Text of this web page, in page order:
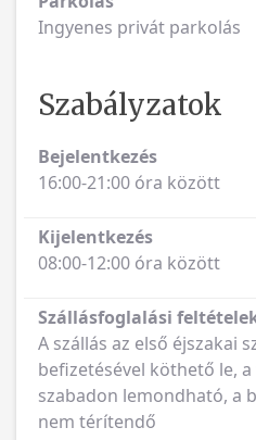
Ingyenes privát parkolás
Szabályzatok
Bejelentkezés
16:00-21:00 óra között
Kijelentkezés
08:00-12:00 óra között
Szállásfoglalási
A szállás az első éjszakai
befizetésével köthető le,
szabadon lemondható, a
nem térítendő